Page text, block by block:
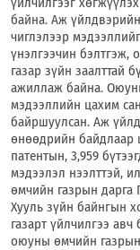
байна. Аж
чиглэлээр
үнэлгээчин бэлтгэж,
газар зүйн заалттай
ажиллаж байна.
мэдээллийн цахим
байршуулсан. Аж
өнөөдрийн байдлаар
патентын, 3,959
мэдээлэл нээлттэй,
өмчийн газрын дарга
Хууль зүйн байнгын
газарт үйлчилгээ
оюуны өмчийн газрын